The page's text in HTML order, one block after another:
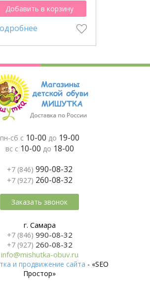
Добавить в корзину
пн-сб с 10-00 до 19-00
вс с 10-00 до 18-00
+7 (846) 990-08-32
+7 (927) 260-08-32
Заказать звонок
г. Самара
+7 (846) 990-08-32
+7 (927) 260-08-32
info@mishutka-obuv.ru
и продвижение сайта - «SEO
Простор»